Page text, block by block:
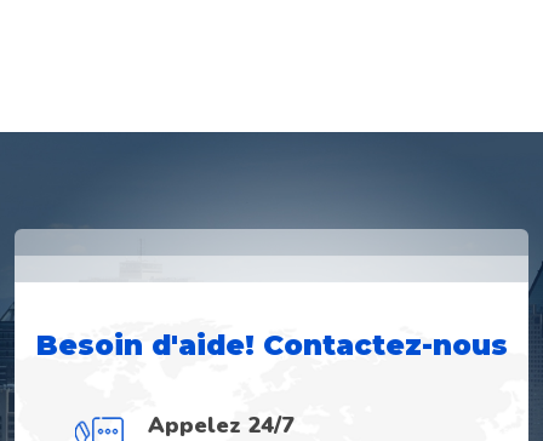
Besoin d'aide! Contactez-nous
Appelez 24/7